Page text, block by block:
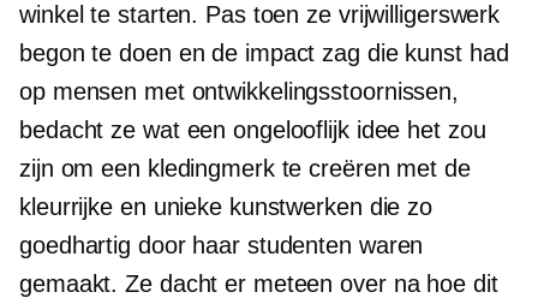
winkel te starten. Pas toen ze vrijwilligerswerk
begon te doen en de impact zag die kunst had
op mensen met ontwikkelingsstoornissen,
bedacht ze wat een ongelooflijk idee het zou
zijn om een ​​kledingmerk te creëren met de
kleurrijke en unieke kunstwerken die zo
goedhartig door haar studenten waren
gemaakt. Ze dacht er meteen over na hoe dit